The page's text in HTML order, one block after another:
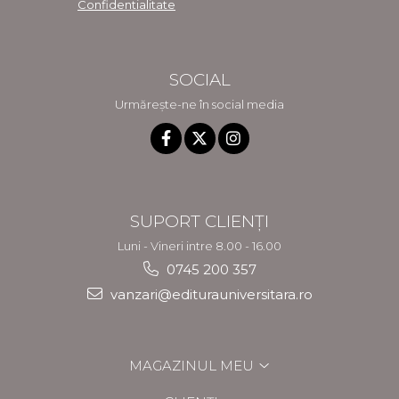
Confidentialitate
SOCIAL
Urmărește-ne în social media
SUPORT CLIENȚI
Luni - Vineri intre 8.00 - 16.00
0745 200 357
vanzari@editurauniversitara.ro
MAGAZINUL MEU